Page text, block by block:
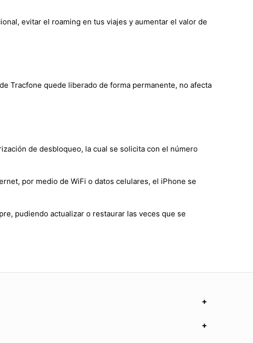
evitar el roaming en tus viajes y aumentar el valor de
Tracfone quede liberado de forma permanente, no afecta
de desbloqueo, la cual se solicita con el número
por medio de WiFi o datos celulares, el iPhone se
pudiendo actualizar o restaurar las veces que se